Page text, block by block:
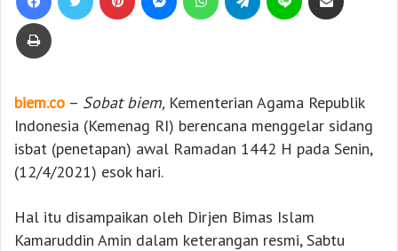
biem.co – Sobat biem, Kementerian Agama Republik
Indonesia (Kemenag RI) berencana menggelar sidang
isbat (penetapan) awal Ramadan 1442 H pada Senin,
(12/4/2021) esok hari.
Hal itu disampaikan oleh Dirjen Bimas Islam
Kamaruddin Amin dalam keterangan resmi, Sabtu